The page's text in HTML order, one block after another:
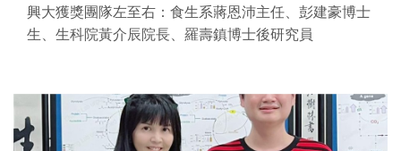
興大獲獎團隊左至右：食生系蔣恩沛主任、彭建豪博士
生、生科院黃介辰院長、羅壽鎮博士後研究員